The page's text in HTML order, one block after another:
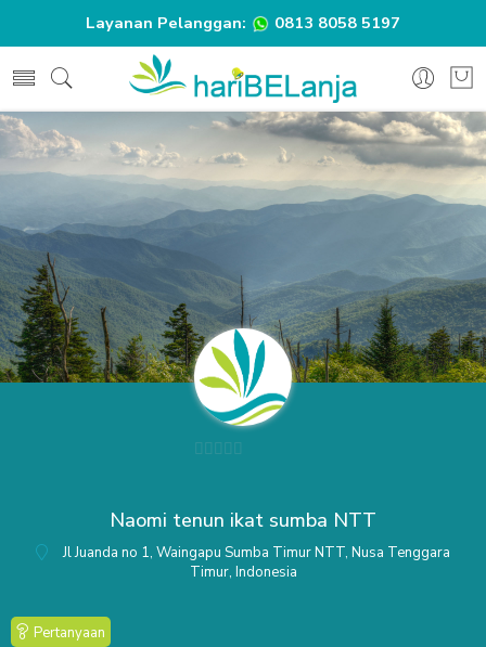
Layanan Pelanggan: 0813 8058 5197
of
5
Naomi tenun ikat sumba NTT
Jl Juanda no 1, Waingapu Sumba Timur NTT, Nusa Tenggara
Timur, Indonesia
Pertanyaan